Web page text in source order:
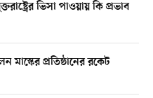
ভিসা পাওয়ায় কি প্রভাব
প্রতিষ্ঠানের রকেট